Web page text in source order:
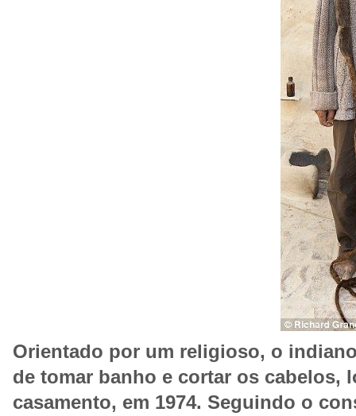
Orientado por um religioso, o
de tomar banho e cortar os cabelos,
casamento, em 1974. Seguindo o